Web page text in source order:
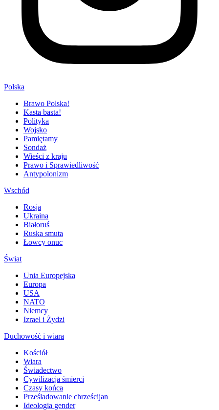
Polska
Brawo Polska!
Kasta basta!
Polityka
Wojsko
Pamiętamy
Sondaż
Wieści z kraju
Prawo i Sprawiedliwość
Antypolonizm
Wschód
Rosja
Ukraina
Białoruś
Ruska smuta
Łowcy onuc
Świat
Unia Europejska
Europa
USA
NATO
Niemcy
Izrael i Żydzi
Duchowość i wiara
Kościół
Wiara
Świadectwo
Cywilizacja śmierci
Czasy końca
Prześladowanie chrześcijan
Ideologia gender